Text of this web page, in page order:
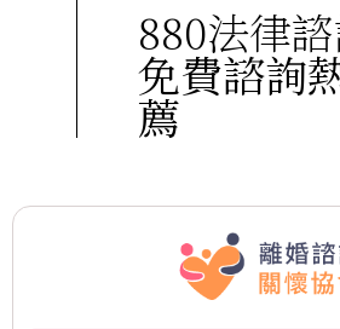
880法律
免費諮詢
薦